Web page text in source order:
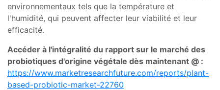
environnementaux tels que la température et
l'humidité, qui peuvent affecter leur viabilité et leur
efficacité.
Accéder à l'intégralité du rapport sur le marché des
probiotiques d'origine végétale dès maintenant @ :
https://www.marketresearchfuture.com/reports/plant-
based-probiotic-market-22760